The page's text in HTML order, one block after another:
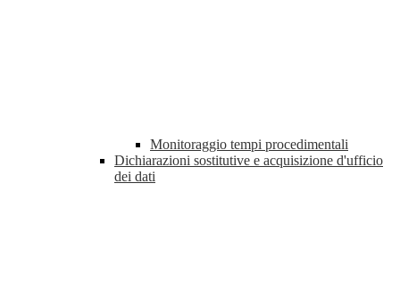
Monitoraggio tempi procedimentali
Dichiarazioni sostitutive e acquisizione d'ufficio
dei dati